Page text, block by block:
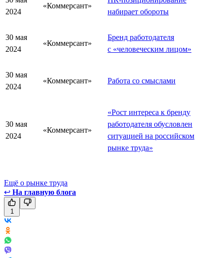
2024
«Коммерсант»
набирает обороты
30 мая
2024
«Коммерсант»
Бренд работодателя
с «человеческим лицом»
30 мая
2024
«Коммерсант» Работа со смыслами
30 мая
2024
«Коммерсант»
«Рост интереса к бренду
работодателя обусловлен
ситуацией на российском
рынке труда»
Ещё о рынке труда
↩ На главную блога
1